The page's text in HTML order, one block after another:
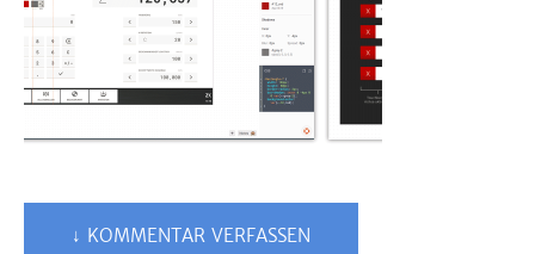
↓ KOMMENTAR VERFASSEN